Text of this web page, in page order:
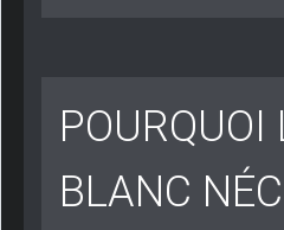
POURQUOI
BLANC